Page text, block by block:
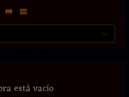
está vacío